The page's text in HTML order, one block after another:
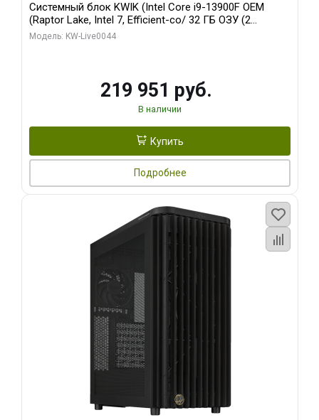
Системный блок KWIK (Intel Core i9-13900F OEM
(Raptor Lake, Intel 7, Efficient-co/ 32 ГБ ОЗУ (2
модуля)/ Gigabyte RTX5070Ti AERO OC 16GB GDDR7
Модель: KW-Live0044
219 951 руб.
В наличии
Купить
Подробнее